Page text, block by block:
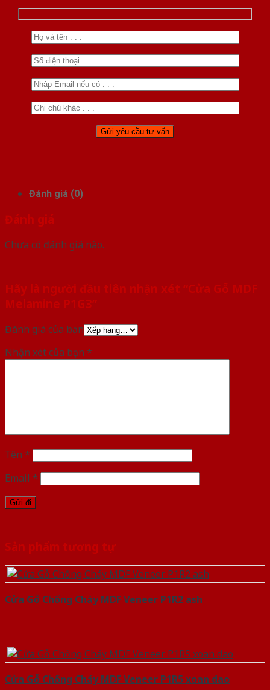
Đánh giá (0)
Đánh giá
Chưa có đánh giá nào.
Hãy là người đầu tiên nhận xét “Cửa Gỗ MDF
Melamine P1G3”
Đánh giá của bạn
Nhận xét của bạn *
Tên *
Email *
Sản phẩm tương tự
Cửa Gỗ Chống Cháy MDF Veneer P1R2 ash
Cửa Gỗ Chống Cháy MDF Veneer P1R5 xoan dao